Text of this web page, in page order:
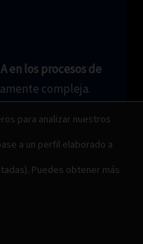
en los procesos de
compleja.
para
plataforma de IA
tiempo real en el
existente
para analizar nuestros
a un perfil elaborado a
Puedes obtener más